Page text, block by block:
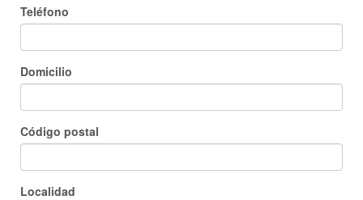
Teléfono
Domicilio
Código postal
Localidad